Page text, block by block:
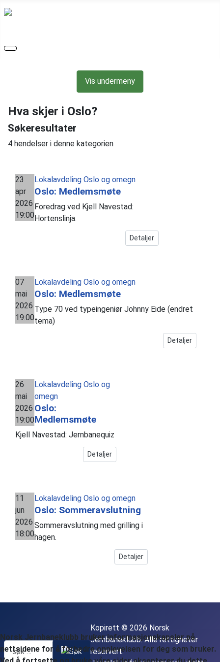
Vis undermeny
Hva skjer i Oslo?
Søkeresultater
4 hendelser i denne kategorien
23
apr
2026
19:00
Lokalavdeling Oslo og omegn
Oslo: Medlemsmøte
Foredrag ved Kjell Navestad:
Hortenslinja.
Detaljer
07
mai
2026
19:00
Lokalavdeling Oslo og omegn
Oslo: Medlemsmøte
Type 70 ved typeingeniør Johnny Eide (endret
tema)
Detaljer
26
mai
2026
19:00
Lokalavdeling Oslo og
omegn
Oslo:
Medlemsmøte
Kjell Navestad: Jernbanequiz
Detaljer
11
jun
2026
18:00
Lokalavdeling Oslo og omegn
Oslo: Sommeravslutning
Sommeravslutning med grilling i
hagen.
Detaljer
Kopirett © 2026 Norsk
Jernbaneklubb. Alle rettigheter
reservert.
Norsk Jernbaneklubb bruker informasjonskapsler på
nettsidene for å forbedre opplevelsen for deg som bruker.